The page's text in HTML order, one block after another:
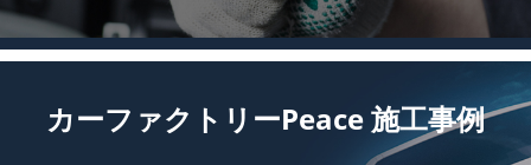
カーファクトリーPeace 施工事例